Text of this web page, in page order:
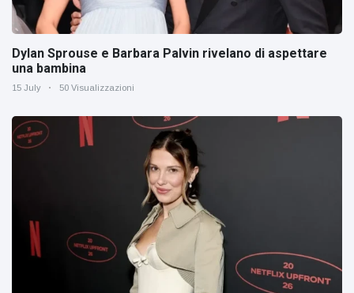
Dylan Sprouse e Barbara Palvin rivelano di aspettare
una bambina
15 July 50 Visualizzazioni